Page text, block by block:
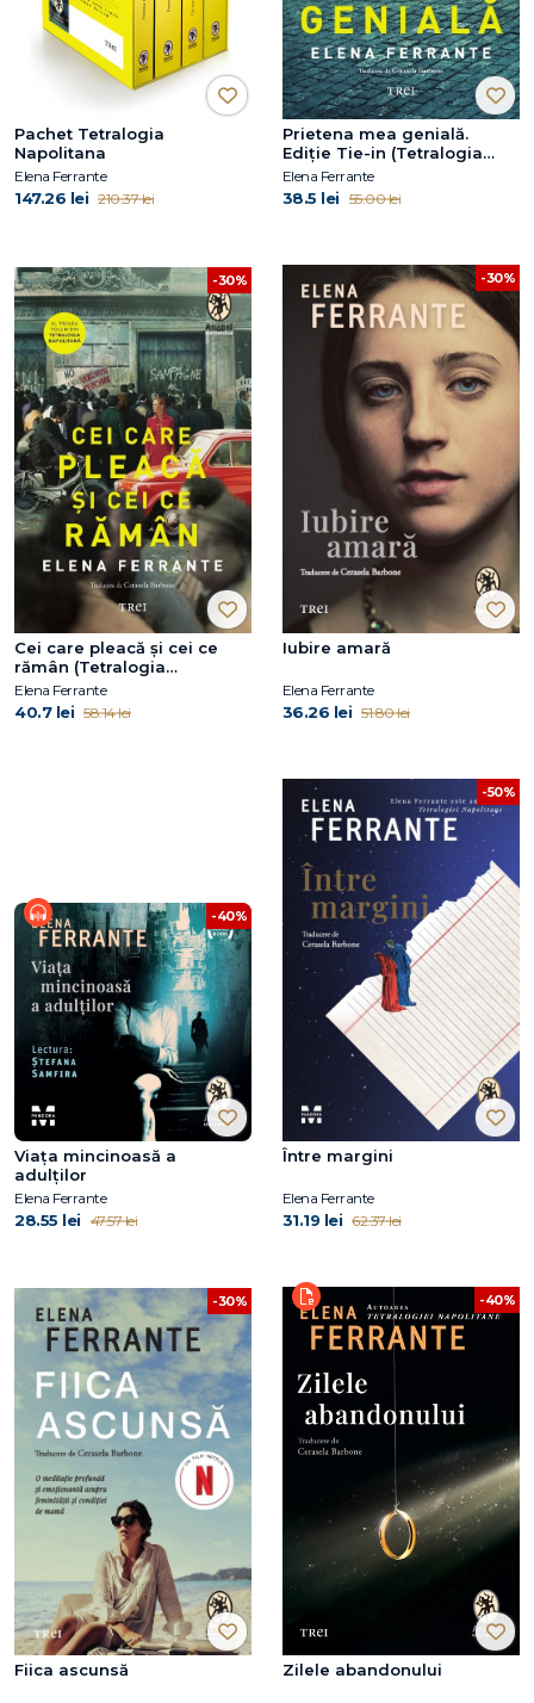
Pachet Tetralogia
Napolitana
Elena Ferrante
147.26 lei 210.37 lei
Prietena mea genială.
Ediție Tie-in (Tetralogia
Napolitană, vol. 1)
Elena Ferrante
38.5 lei 55.00 lei
-30%
Cei care pleacă şi cei ce
rămân (Tetralogia
Napolitană, vol. 3)
Elena Ferrante
40.7 lei 58.14 lei
-30%
Iubire amară
Elena Ferrante
36.26 lei 51.80 lei
-40%
Viața mincinoasă a
adulților
Elena Ferrante
28.55 lei 47.57 lei
-50%
Între margini
Elena Ferrante
31.19 lei 62.37 lei
-30%
Fiica ascunsă
-40%
Zilele abandonului